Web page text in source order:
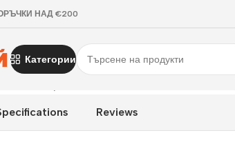
НАД €200
Категории
Reviews